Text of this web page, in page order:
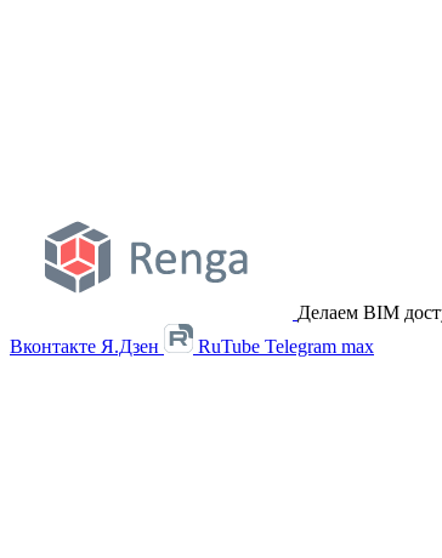
Делаем BIM
Вконтакте Я.Дзен RuTube Telegram max